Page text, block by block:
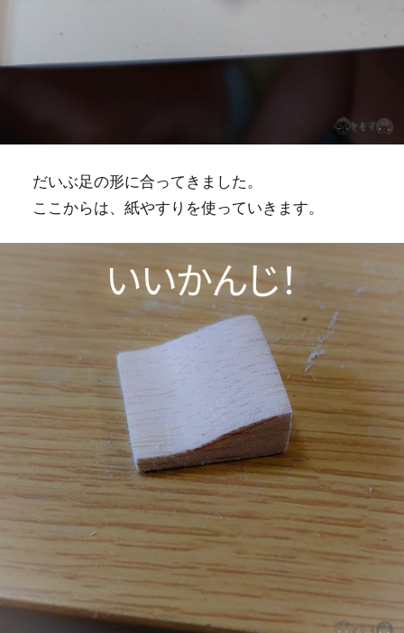
だいぶ足の形に合ってきました。
ここからは、紙やすりを使っていきます。